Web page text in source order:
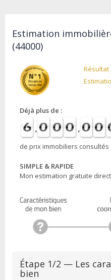
Estimation
(44000)
Résultat
Déjà plus de :
de prix immobiliers consultés
SIMPLE & RAPIDE
Mon estimation gratuite
Étape 1/2 — Les
bien